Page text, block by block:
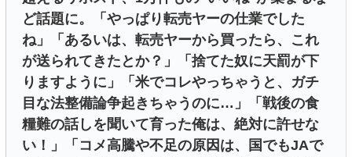
ど話題に。「やっぱり転売ヤーの仕業でした
ね」「あるいは、転売ヤーから買ったら、これ
が送られてきたとか？」「捨てた奴に天罰が下
りますように」「米でコレやっちゃうと、ガチ
目な法整備論争起きちゃうのに…」「戦後の食
糧難の話しを聞いて育った俺は、絶対に許せな
い！」「コメ高騰や不足の原因は、国でもJAで